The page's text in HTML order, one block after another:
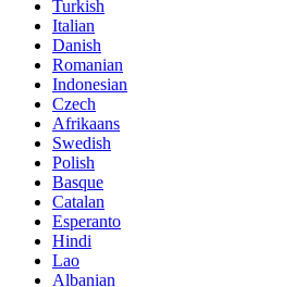
Turkish
Italian
Danish
Romanian
Indonesian
Czech
Afrikaans
Swedish
Polish
Basque
Catalan
Esperanto
Hindi
Lao
Albanian